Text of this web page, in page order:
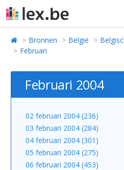
Bronnen België
Februari
Februari 2004
02 februari 2004 (236)
03 februari 2004 (284)
04 februari 2004 (301)
05 februari 2004 (275)
06 februari 2004 (453)